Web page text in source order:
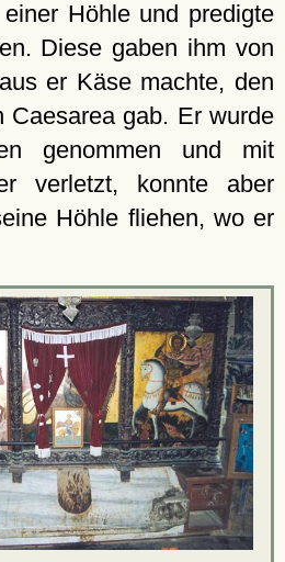
Höhle und predigte
Diese gaben ihm von
er Käse machte, den
Caesarea gab. Er wurde
genommen und mit
verletzt, konnte aber
Höhle fliehen, wo er